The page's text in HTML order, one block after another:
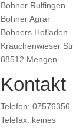
Bohner Rulfingen
Bohner Agrar
Bohners Hofladen
Krauchenwieser
88512 Mengen
Kontakt
Telefon: 07576356
Telefax: keines